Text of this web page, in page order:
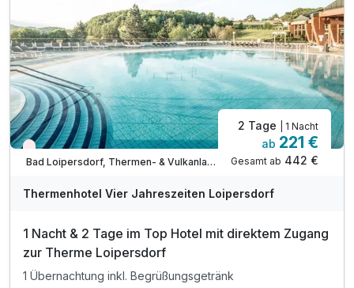
WAR
202
Wieder frei ab September
Bad Loipersdorf, Thermen- & Vulkanland Steiermark
2 Tage | 1 Nacht
ab 221 €
Gesamt ab 442 €
Thermenhotel Vier Jahreszeiten Loipersdorf
1 Nacht & 2 Tage im Top Hotel mit direktem Zugang
zur Therme Loipersdorf
1 Übernachtung inkl. Begrüßungsgetränk